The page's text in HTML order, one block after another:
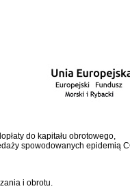
do kapitału obrotowego,
spowodowanych epidemią
i obrotu.